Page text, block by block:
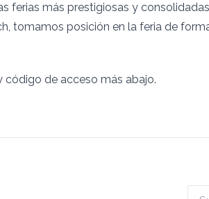
ferias más prestigiosas y
tomamos posición en la feria de
código de acceso más abajo.